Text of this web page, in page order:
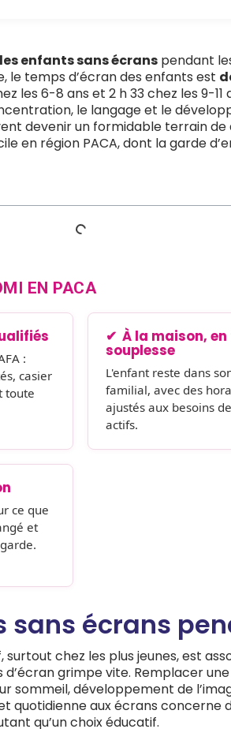
enfants sans écrans pendant
le temps d’écran des enfants est
les 6-8 ans et 2 h 33 chez les 9-
le langage et le
devenir un formidable terrain
en région PACA, dont la garde
EN PACA
:
casier
toute
À la maison,
souplesse
L'enfant reste dans
familial, avec des
ajustés aux besoins
actifs.
ce que
et
sans écrans
chez les plus jeunes, est
d’écran grimpe vite. Remplacer
sommeil, développement de
quotidienne aux écrans concerne
qu’un choix éducatif.